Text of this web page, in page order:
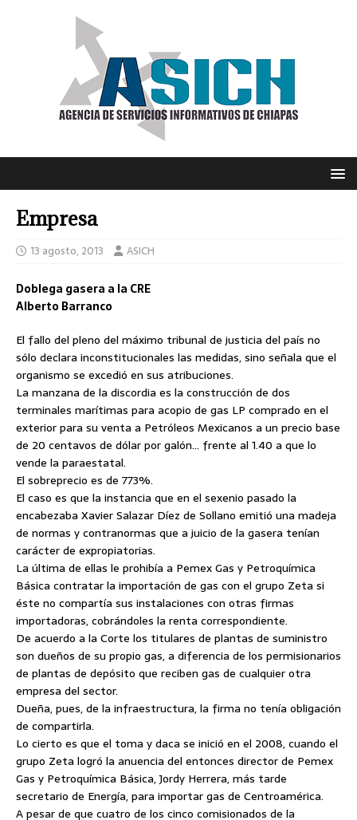
Empresa
13 agosto, 2013 ASICH
Doblega gasera a la CRE
Alberto Barranco
El fallo del pleno del máximo tribunal de justicia del país no
sólo declara inconstitucionales las medidas, sino señala que el
organismo se excedió en sus atribuciones.
La manzana de la discordia es la construcción de dos
terminales marítimas para acopio de gas LP comprado en el
exterior para su venta a Petróleos Mexicanos a un precio base
de 20 centavos de dólar por galón… frente al 1.40 a que lo
vende la paraestatal.
El sobreprecio es de 773%.
El caso es que la instancia que en el sexenio pasado la
encabezaba Xavier Salazar Díez de Sollano emitió una madeja
de normas y contranormas que a juicio de la gasera tenían
carácter de expropiatorias.
La última de ellas le prohibía a Pemex Gas y Petroquímica
Básica contratar la importación de gas con el grupo Zeta si
éste no compartía sus instalaciones con otras firmas
importadoras, cobrándoles la renta correspondiente.
De acuerdo a la Corte los titulares de plantas de suministro
son dueños de su propio gas, a diferencia de los permisionarios
de plantas de depósito que reciben gas de cualquier otra
empresa del sector.
Dueña, pues, de la infraestructura, la firma no tenía obligación
de compartirla.
Lo cierto es que el toma y daca se inició en el 2008, cuando el
grupo Zeta logró la anuencia del entonces director de Pemex
Gas y Petroquímica Básica, Jordy Herrera, más tarde
secretario de Energía, para importar gas de Centroamérica.
A pesar de que cuatro de los cinco comisionados de la